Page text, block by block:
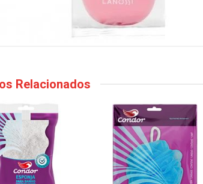
Relacionados